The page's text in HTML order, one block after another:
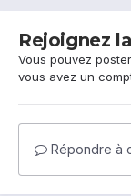
Rejoignez
Vous pouvez
vous avez un
Répondre à